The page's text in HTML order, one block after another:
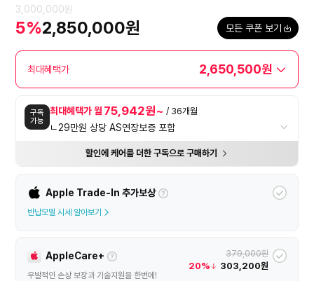
3,000,000원
5%2,850,000원 모든 쿠폰 보기
최대혜택가 2,650,500원
구독
가능
최대혜택가 월 75,942원~ / 36개월
ㄴ29만원 상당 AS연장보증 포함
할인에 케어를 더한 구독으로 구매하기
Apple Trade-In 추가보상
반납모델 시세 알아보기
AppleCare+
우발적인 손상 보장과 기술지원을 한번에!
379,000원
20% 303,200원